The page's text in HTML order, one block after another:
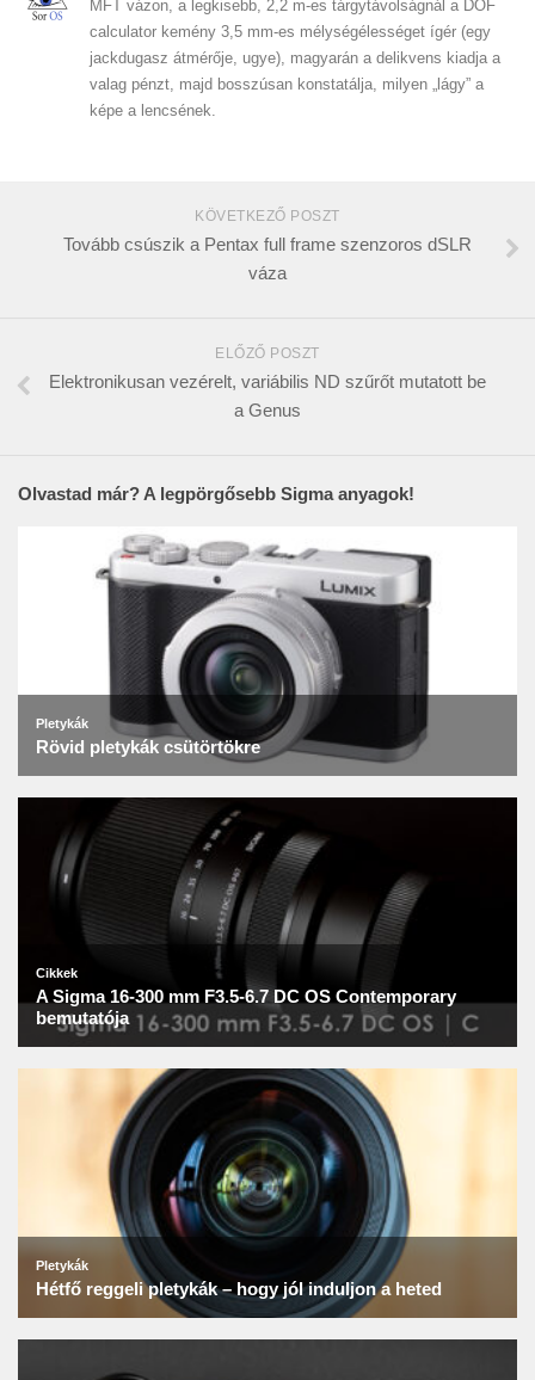
MFT vázon, a legkisebb, 2,2 m-es tárgytávolságnál a DOF
calculator kemény 3,5 mm-es mélységélességet ígér (egy
jackdugasz átmérője, ugye), magyarán a delikvens kiadja a
valag pénzt, majd bosszúsan konstatálja, milyen „lágy” a
képe a lencsének.
KÖVETKEZŐ POSZT
Tovább csúszik a Pentax full frame szenzoros dSLR
váza
ELŐZŐ POSZT
Elektronikusan vezérelt, variábilis ND szűrőt mutatott be
a Genus
Olvastad már? A legpörgősebb Sigma anyagok!